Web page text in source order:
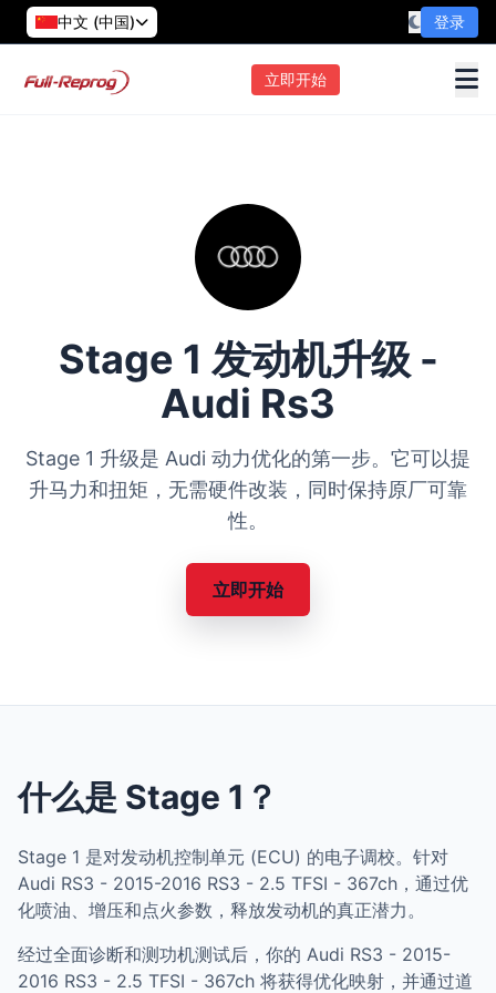
中文 (中国) 登录
立即开始
Stage 1 发动机升级 -
Audi Rs3
Stage 1 升级是 Audi 动力优化的第一步。它可以提
升马力和扭矩，无需硬件改装，同时保持原厂可靠
性。
立即开始
什么是 Stage 1？
Stage 1 是对发动机控制单元 (ECU) 的电子调校。针对
Audi RS3 - 2015-2016 RS3 - 2.5 TFSI - 367ch，通过优
化喷油、增压和点火参数，释放发动机的真正潜力。
经过全面诊断和测功机测试后，你的 Audi RS3 - 2015-
2016 RS3 - 2.5 TFSI - 367ch 将获得优化映射，并通过道